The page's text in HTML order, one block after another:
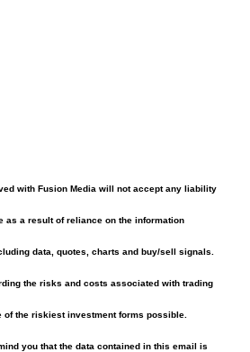
with Fusion Media will not accept any liability
as a result of reliance on the information
data, quotes, charts and buy/sell signals.
the risks and costs associated with trading
the riskiest investment forms possible.
you that the data contained in this email is